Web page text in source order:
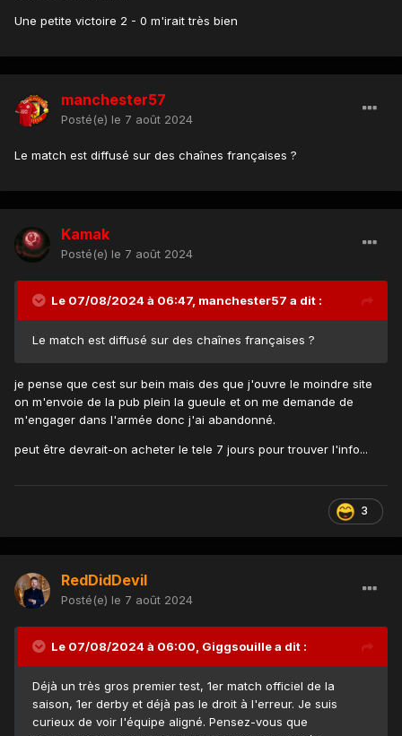
Une petite victoire 2 - 0 m'irait très bien
manchester57
Posté(e) le 7 août 2024
Le match est diffusé sur des chaînes françaises ?
Kamak
Posté(e) le 7 août 2024
Le 07/08/2024 à 06:47, manchester57 a dit :
Le match est diffusé sur des chaînes françaises ?
je pense que cest sur bein mais des que j'ouvre le moindre site
on m'envoie de la pub plein la gueule et on me demande de
m'engager dans l'armée donc j'ai abandonné.
peut être devrait-on acheter le tele 7 jours pour trouver l'info...
3
RedDidDevil
Posté(e) le 7 août 2024
Le 07/08/2024 à 06:00, Giggsouillea dit :
Déjà un très gros premier test, 1er match officiel de la
saison, 1er derby et déjà pas le droit à l'erreur. Je suis
curieux de voir l'équipe aligné. Pensez-vous que